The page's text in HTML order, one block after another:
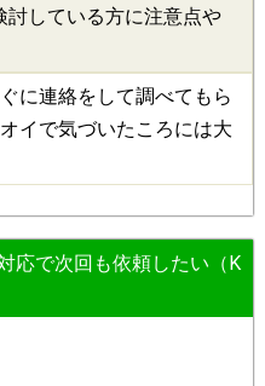
討している方に注意点や
に連絡をして調べてもら
イで気づいたころには大
応で次回も依頼したい（K